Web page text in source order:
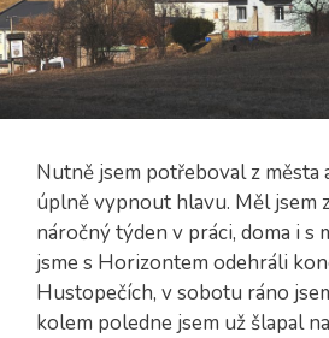
Nutně jsem potřeboval z města
úplně vypnout hlavu. Měl jsem
náročný týden v práci, doma i s
jsme s Horizontem odehráli
Hustopečích, v sobotu ráno
kolem poledne jsem už šlapal